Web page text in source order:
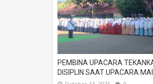
PEMBINA UPACARA
DISIPLIN SAAT UPACARA